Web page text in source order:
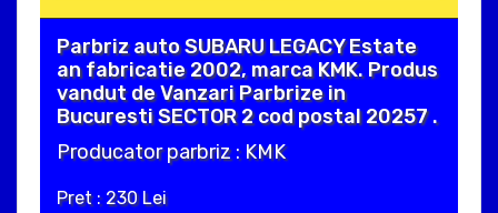
Parbriz auto SUBARU LEGACY Estate
an fabricatie 2002, marca KMK. Produs
vandut de Vanzari Parbrize in
Bucuresti SECTOR 2 cod postal 20257 .
Producator parbriz : KMK
Pret : 230 Lei